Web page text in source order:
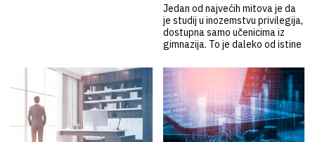
Jedan od najvećih mitova je da
je studij u inozemstvu privilegija,
dostupna samo učenicima iz
gimnazija. To je daleko od istine